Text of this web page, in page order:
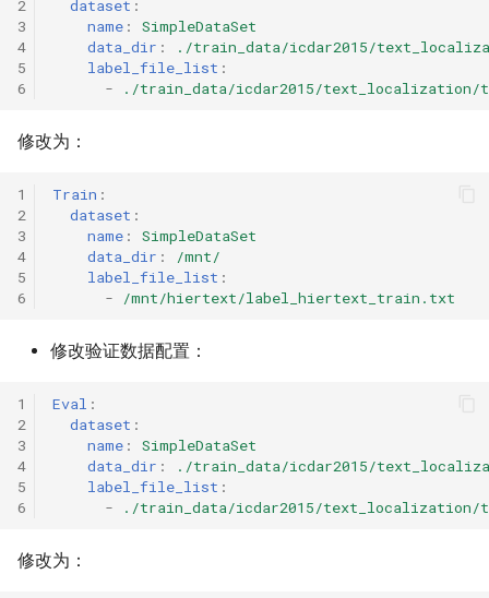
2
3
4
5
6
dataset :
name :
SimpleDataSet
data_dir :
./train_data/icdar2015/
label_file_list :
-
./train_data/icdar2015/text_localization/
修改为：
1
2
3
4
5
6
Train :
dataset :
name :
SimpleDataSet
data_dir :
/mnt/
label_file_list :
-
/mnt/hiertext/label_hiertext_train.txt
修改验证数据配置：
1
2
3
4
5
6
Eval :
dataset :
name :
SimpleDataSet
data_dir :
./train_data/icdar2015/
label_file_list :
-
./train_data/icdar2015/text_localization/
修改为：